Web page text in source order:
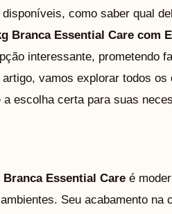
como saber qual
Branca Essential Care com
interessante, prometendo
vamos explorar todos os
escolha certa para suas
Essential Care é
Seu acabamento na